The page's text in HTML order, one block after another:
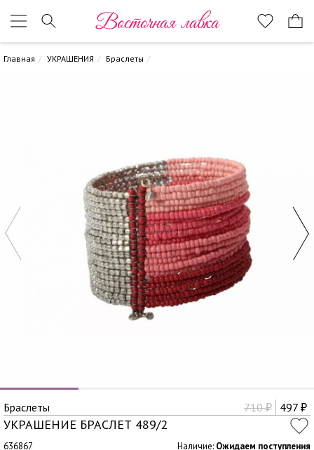
Восточная лавка
Главная УКРАШЕНИЯ Браслеты
Браслеты 710₽ 497 ₽
УКРАШЕНИЕ БРАСЛЕТ 489/2
636867 Наличие: Ожидаем поступления